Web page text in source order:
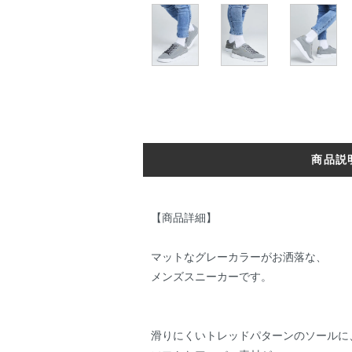
商品説
【商品詳細】
マットなグレーカラーがお洒落な、
メンズスニーカーです。
滑りにくいトレッドパターンのソールに